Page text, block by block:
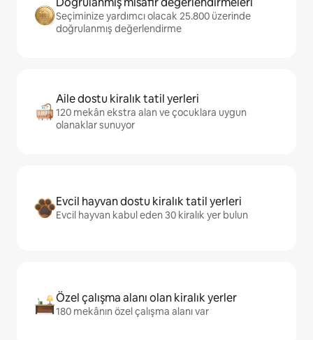
Seçiminize yardımcı olacak 25.800 üzerinde
doğrulanmış değerlendirme
Aile dostu kiralık tatil yerleri
120 mekân ekstra alan ve çocuklara uygun
olanaklar sunuyor
Evcil hayvan dostu kiralık tatil yerleri
Evcil hayvan kabul eden 30 kiralık yer bulun
Özel çalışma alanı olan kiralık yerler
180 mekânın özel çalışma alanı var